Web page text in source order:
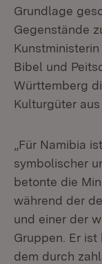
Grundlage
Gegenstände
Bibel und
Württemberg
Kulturgüter aus
„Für Namibia
symbolischer
betonte die
während der
und einer der
Gruppen. Er ist
dem durch